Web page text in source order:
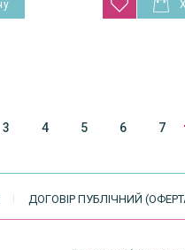
3 4 5 6 7
ДОГОВІР ПУБЛІЧНИЙ